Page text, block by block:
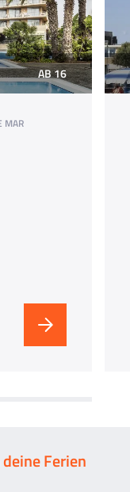
AB 16
MAR
Ferien